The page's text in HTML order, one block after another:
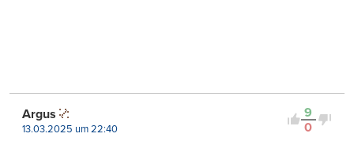
9
0
Argus
13.03.2025 um 22:40